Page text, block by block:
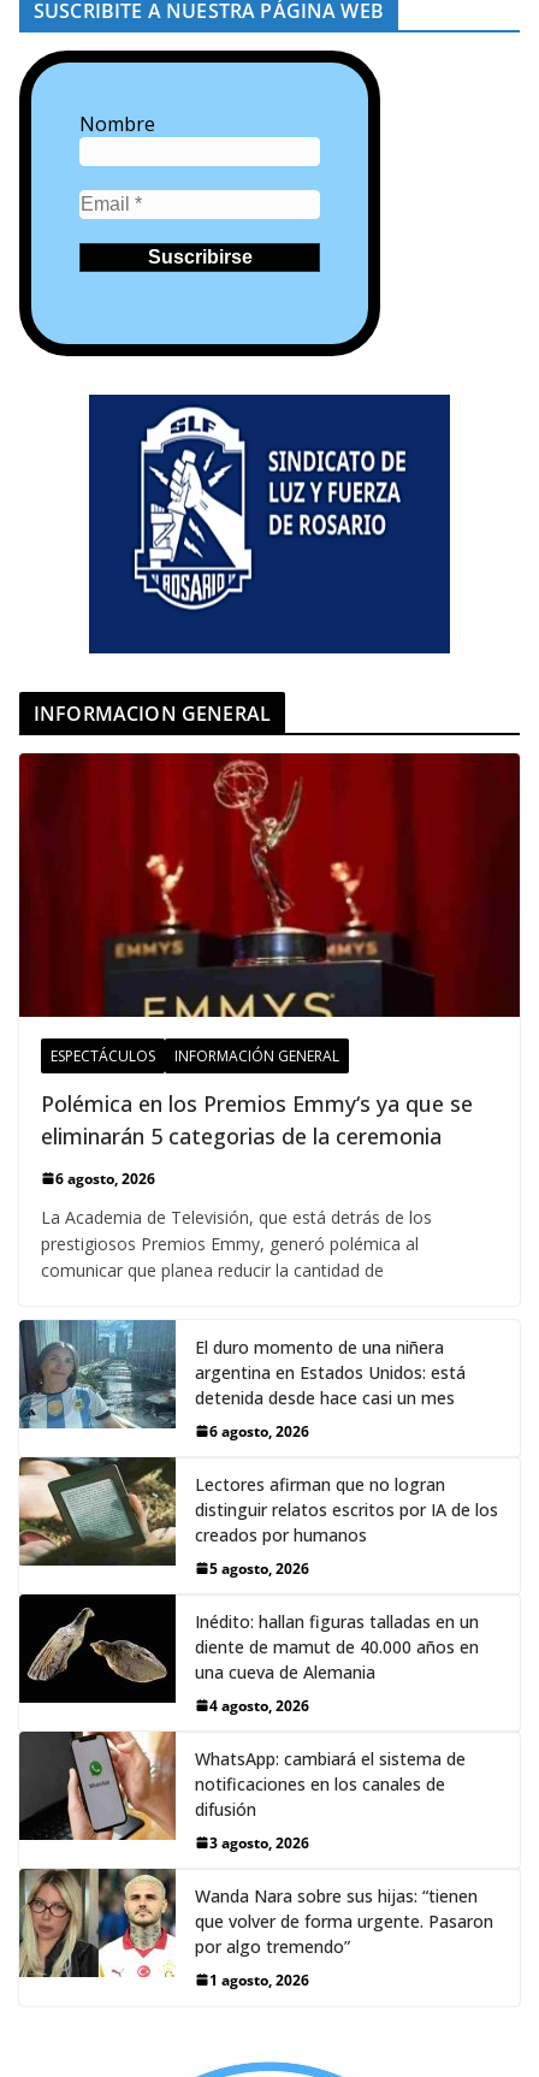
SUSCRIBITE A NUESTRA PÁGINA WEB
Nombre
INFORMACION GENERAL
ESPECTÁCULOS INFORMACIÓN GENERAL
Polémica en los Premios Emmy‘s ya que se
eliminarán 5 categorias de la ceremonia
6 agosto, 2026
La Academia de Televisión, que está detrás de los
prestigiosos Premios Emmy, generó polémica al
comunicar que planea reducir la cantidad de
El duro momento de una niñera
argentina en Estados Unidos: está
detenida desde hace casi un mes
6 agosto, 2026
Lectores afirman que no logran
distinguir relatos escritos por IA de los
creados por humanos
5 agosto, 2026
Inédito: hallan figuras talladas en un
diente de mamut de 40.000 años en
una cueva de Alemania
4 agosto, 2026
WhatsApp: cambiará el sistema de
notificaciones en los canales de
difusión
3 agosto, 2026
Wanda Nara sobre sus hijas: “tienen
que volver de forma urgente. Pasaron
por algo tremendo”
1 agosto, 2026